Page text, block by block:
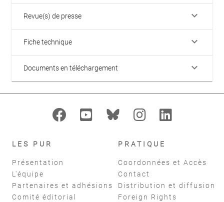
Revue(s) de presse keyboard_arrow_down
Fiche technique keyboard_arrow_down
Documents en téléchargement keyboard_arrow_down
LES PUR
Présentation
L'équipe
Partenaires et adhésions
Comité éditorial
PRATIQUE
Coordonnées et Accès
Contact
Distribution et diffusion
Foreign Rights